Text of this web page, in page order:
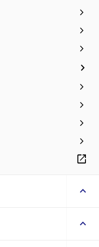
keyboard_arrow_right
keyboard_arrow_right
keyboard_arrow_right
keyboard_arrow_right
keyboard_arrow_right
keyboard_arrow_right
keyboard_arrow_right
keyboard_arrow_right
open_in_new
keyboard_arrow_up
keyboard_arrow_right
keyboard_arrow_up
『上谷刈三丁目北』か
谷刈3丁目
る
全戸角部屋＆